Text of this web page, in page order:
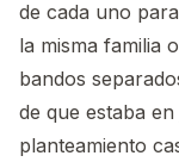
de cada uno
la misma familia
bandos
de que estaba
planteamiento